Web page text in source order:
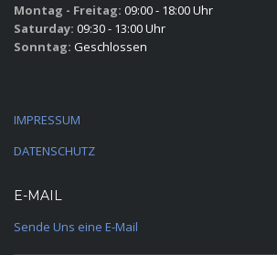
Montag - Freitag: 09:00 - 18:00 Uhr
Saturday: 09:30 - 13:00 Uhr
Sonntag: Geschlossen
IMPRESSUM
DATENSCHUTZ
E-MAIL
Sende Uns eine E-Mail